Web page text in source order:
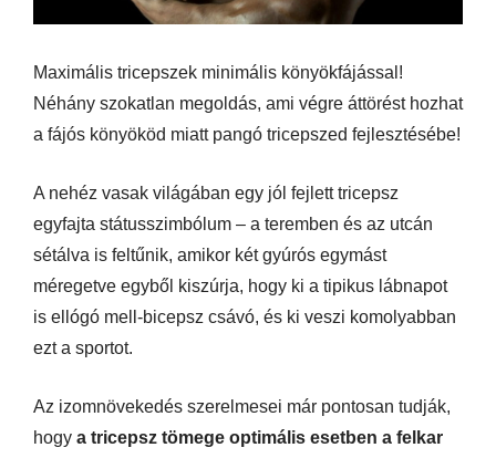
Maximális tricepszek minimális könyökfájással!
Néhány szokatlan megoldás, ami végre áttörést hozhat
a fájós könyököd miatt pangó tricepszed fejlesztésébe!
A nehéz vasak világában egy jól fejlett tricepsz
egyfajta státusszimbólum – a teremben és az utcán
sétálva is feltűnik, amikor két gyúrós egymást
méregetve egyből kiszúrja, hogy ki a tipikus lábnapot
is ellógó mell-bicepsz csávó, és ki veszi komolyabban
ezt a sportot.
Az izomnövekedés szerelmesei már pontosan tudják,
hogy a tricepsz tömege optimális esetben a felkar